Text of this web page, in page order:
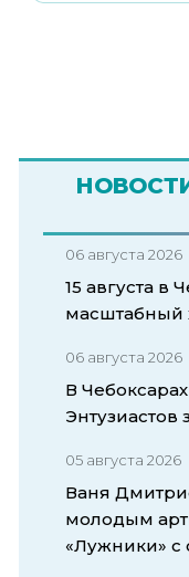
06 августа 2026
15 августа в
масштабный
06 августа 2026
В
Энтузиастов
05 августа 2026
Ваня
молодым
«Лужники»